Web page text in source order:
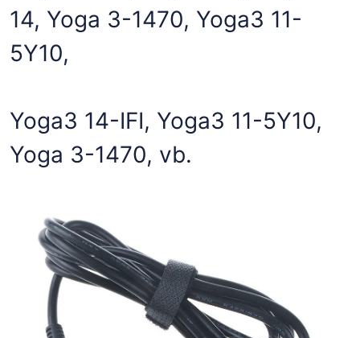
14, Yoga 3-1470, Yoga3 11-
5Y10,
Yoga3 14-IFI, Yoga3 11-5Y10,
Yoga 3-1470, vb.